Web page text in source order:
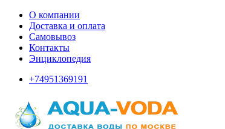
О компании
Доставка и оплата
Самовывоз
Контакты
Энциклопедия
+74951369191